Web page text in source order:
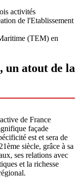
activités
de l'Etablissement
(TEM) en
un atout de la
de France
façade
est et sera de
siècle, grâce à sa
ses relations avec
et la richesse